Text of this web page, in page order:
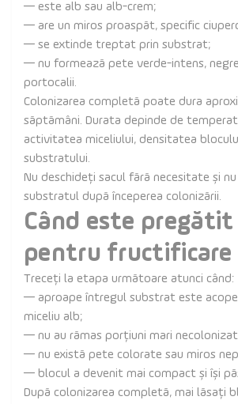
— este alb sau alb-crem;
— are un miros proaspăt, specific
— se extinde treptat prin substrat;
— nu formează pete verde-intens,
portocalii.
Colonizarea completă poate dura
săptămâni. Durata depinde de
activitatea miceliului, densitatea
substratului.
Nu deschideți sacul fără necesitate și
substratul după începerea colonizării.
Când este
pentru fructificare
Treceți la etapa următoare atunci când:
— aproape întregul substrat este
miceliu alb;
— nu au rămas porțiuni mari
— nu există pete colorate sau miros
— blocul a devenit mai compact și își
După colonizarea completă, mai lăsați